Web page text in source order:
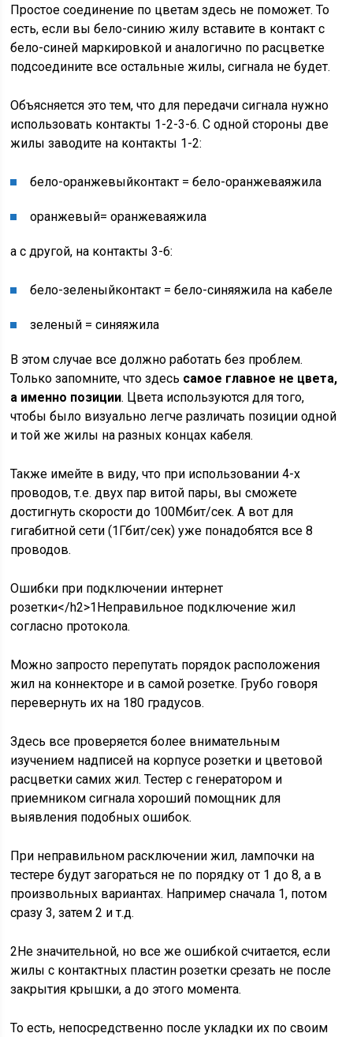
Простое соединение по цветам здесь не поможет. То
есть, если вы бело-синию жилу вставите в контакт с
бело-синей маркировкой и аналогично по расцветке
подсоедините все остальные жилы, сигнала не будет.
Объясняется это тем, что для передачи сигнала нужно
использовать контакты 1-2-3-6. С одной стороны две
жилы заводите на контакты 1-2:
бело-оранжевыйконтакт = бело-оранжеваяжила
оранжевый=оранжеваяжила
а с другой, на контакты 3-6:
бело-зеленыйконтакт = бело-синяяжила на кабеле
зеленый =синяяжила
В этом случае все должно работать без проблем.
Только запомните, что здесь самое главное не цвета,
а именно позиции. Цвета используются для того,
чтобы было визуально легче различать позиции одной
и той же жилы на разных концах кабеля.
Также имейте в виду, что при использовании 4-х
проводов, т.е. двух пар витой пары, вы сможете
достигнуть скорости до 100Мбит/сек. А вот для
гигабитной сети (1Гбит/сек) уже понадобятся все 8
проводов.
Ошибки при подключении интернет
розетки</h2>1 Неправильное подключение жил
согласно протокола.
Можно запросто перепутать порядок расположения
жил на коннекторе и в самой розетке. Грубо говоря
перевернуть их на 180 градусов.
Здесь все проверяется более внимательным
изучением надписей на корпусе розетки и цветовой
расцветки самих жил. Тестер с генератором и
приемником сигнала хороший помощник для
выявления подобных ошибок.
При неправильном расключении жил, лампочки на
тестере будут загораться не по порядку от 1 до 8, а в
произвольных вариантах. Например сначала 1, потом
сразу 3, затем 2 и т.д.
2 Не значительной, но все же ошибкой считается, если
жилы с контактных пластин розетки срезать не после
закрытия крышки, а до этого момента.
То есть, непосредственно после укладки их по своим